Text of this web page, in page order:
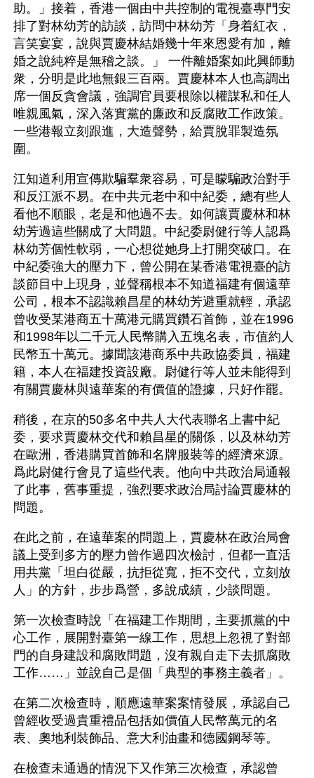
助。」接着，香港一個由中共控制的電視臺專門安
排了對林幼芳的訪談，訪問中林幼芳「身着紅衣，
言笑宴宴，說與賈慶林結婚幾十年來恩愛有加，離
婚之說純粹是無稽之談。」 一件離婚案如此興師動
衆，分明是此地無銀三百兩。賈慶林本人也高調出
席一個反貪會議，強調官員要根除以權謀私和任人
唯親風氣，深入落實黨的廉政和反腐敗工作政策。
一些港報立刻跟進，大造聲勢，給賈脫罪製造氛
圍。
江知道利用宣傳欺騙羣衆容易，可是矇騙政治對手
和反江派不易。在中共元老中和中紀委，總有些人
看他不順眼，老是和他過不去。如何讓賈慶林和林
幼芳過這些關成了大問題。中紀委尉健行等人認爲
林幼芳個性軟弱，一心想從她身上打開突破口。在
中紀委強大的壓力下，曾公開在某香港電視臺的訪
談節目中上現身，並聲稱根本不知道福建有個遠華
公司，根本不認識賴昌星的林幼芳避重就輕，承認
曾收受某港商五十萬港元購買鑽石首飾，並在1996
和1998年以二千元人民幣購入五塊名表，市值約人
民幣五十萬元。據聞該港商系中共政協委員，福建
籍，本人在福建投資設廠。尉健行等人並未能得到
有關賈慶林與遠華案的有價值的證據，只好作罷。
稍後，在京的50多名中共人大代表聯名上書中紀
委，要求賈慶林交代和賴昌星的關係，以及林幼芳
在歐洲，香港購買首飾和名牌服裝等的經濟來源。
爲此尉健行會見了這些代表。他向中共政治局通報
了此事，舊事重提，強烈要求政治局討論賈慶林的
問題。
在此之前，在遠華案的問題上，賈慶林在政治局會
議上受到多方的壓力曾作過四次檢討，但都一直活
用共黨「坦白從嚴，抗拒從寬，拒不交代，立刻放
人」的方針，步步爲營，多說成績，少談問題。
第一次檢查時說「在福建工作期間，主要抓黨的中
心工作，展開對臺第一線工作，思想上忽視了對部
門的自身建設和腐敗問題，沒有親自走下去抓腐敗
工作……」並說自己是個「典型的事務主義者」。
在第二次檢查時，順應遠華案案情發展，承認自己
曾經收受過貴重禮品包括如價值人民幣萬元的名
表、奧地利裝飾品、意大利油畫和德國鋼琴等。
在檢查未通過的情況下又作第三次檢查，承認曾